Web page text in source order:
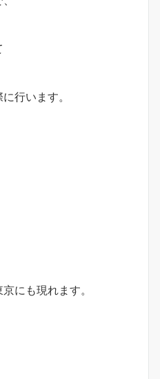
行います。
にも現れます。